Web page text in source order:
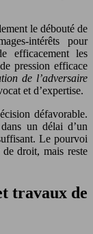
le débouté de
intérêts pour
efficacement les
pression efficace
de l’adversaire
et d’expertise.
défavorable.
un délai d’un
Le pourvoi
de droit, mais reste
travaux de